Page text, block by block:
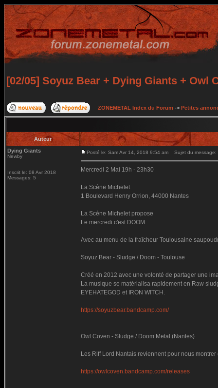
[02/05] Soyuz Bear + Dying Giants + Owl
ZONEMETAL Index du Forum -> Petites
Auteur
Dying Giants
Newby
Inscrit le: 08 Avr 2018
Messages: 5
Posté le: Sam Avr 14, 2018 9:54 am Sujet du message:
Mercredi 2 Mai 19h - 23h30
La Scène Michelet
1 Boulevard Henry Orrion, 44000 Nantes
La Scène Michelet propose
Le mercredi c'est DOOM.
Avec au menu de la fraîcheur Toulousaine
Soyuz Bear - Sludge / Doom - Toulouse
Créé en 2012 avec une volonté de partager une
La musique se matérialisa rapidement en Raw
EYEHATEGOD et IRON WITCH.
https://soyuzbear.bandcamp.com/
Owl Coven - Sludge / Doom Metal (Nantes)
Les Riff Lord Nantais reviennent pour nous
https://owlcoven.bandcamp.com/releases